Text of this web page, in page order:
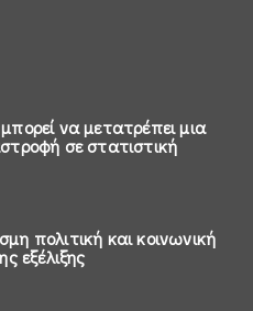
να μετατρέπει μια
σε στατιστική
πολιτική και κοινωνική
εξέλιξης